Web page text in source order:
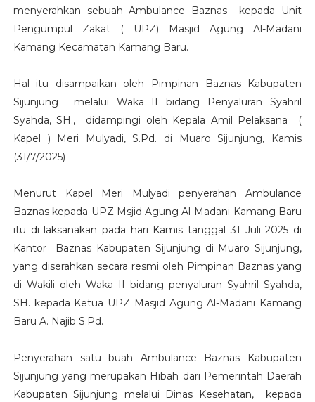
menyerahkan sebuah Ambulance Baznas kepada Unit
Pengumpul Zakat ( UPZ) Masjid Agung Al-Madani
Kamang Kecamatan Kamang Baru.
Hal itu disampaikan oleh Pimpinan Baznas Kabupaten
Sijunjung melalui Waka II bidang Penyaluran Syahril
Syahda, SH., didampingi oleh Kepala Amil Pelaksana (
Kapel ) Meri Mulyadi, S.Pd. di Muaro Sijunjung, Kamis
(31/7/2025)
Menurut Kapel Meri Mulyadi penyerahan Ambulance
Baznas kepada UPZ Msjid Agung Al-Madani Kamang Baru
itu di laksanakan pada hari Kamis tanggal 31 Juli 2025 di
Kantor Baznas Kabupaten Sijunjung di Muaro Sijunjung,
yang diserahkan secara resmi oleh Pimpinan Baznas yang
di Wakili oleh Waka II bidang penyaluran Syahril Syahda,
SH. kepada Ketua UPZ Masjid Agung Al-Madani Kamang
Baru A. Najib S.Pd.
Penyerahan satu buah Ambulance Baznas Kabupaten
Sijunjung yang merupakan Hibah dari Pemerintah Daerah
Kabupaten Sijunjung melalui Dinas Kesehatan, kepada